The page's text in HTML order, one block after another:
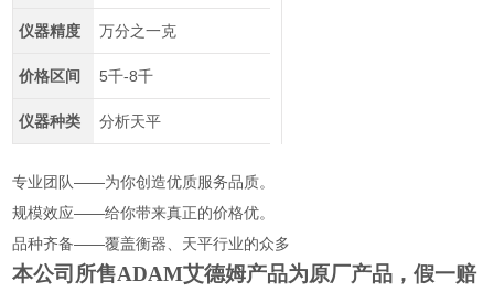
仪器精度 万分之一克
价格区间 5千-8千
仪器种类 分析天平
专业团队——为你创造优质服务品质。
规模效应——给你带来真正的价格优。
品种齐备——覆盖衡器、天平行业的众多
本公司所售ADAM艾德姆产品为原厂产品，假一赔